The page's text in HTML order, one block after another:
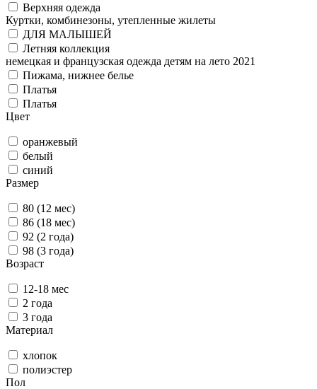
Верхняя одежда
Куртки, комбинезоны, утепленные жилеты
ДЛЯ МАЛЫШЕЙ
Летняя коллекция
немецкая и французская одежда детям на лето 2021
Пижама, нижнее белье
Платья
Платья
Цвет
оранжевый
белый
синий
Размер
80 (12 мес)
86 (18 мес)
92 (2 года)
98 (3 года)
Возраст
12-18 мес
2 года
3 года
Материал
хлопок
полиэстер
Пол